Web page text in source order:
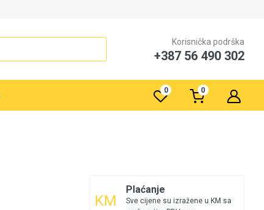
Korisnička podrška
+387 56 490 302
0 0
Plaćanje
Sve cijene su izražene u KM sa